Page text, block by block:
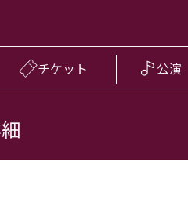
チケット 公演